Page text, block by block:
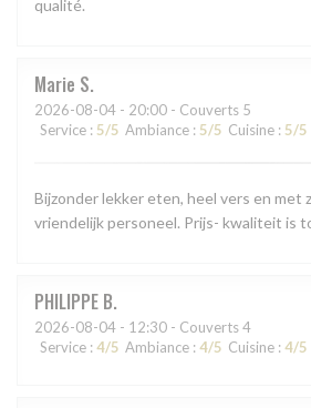
qualité.
Marie S
2026-08-04 - 20:00 - Couverts 5
Service : 5/5 Ambiance : 5/5 Cuisine : 5/5
Bijzonder lekker eten, heel vers en met
vriendelijk personeel. Prijs- kwaliteit is
PHILIPPE B
2026-08-04 - 12:30 - Couverts 4
Service : 4/5 Ambiance : 4/5 Cuisine : 4/5